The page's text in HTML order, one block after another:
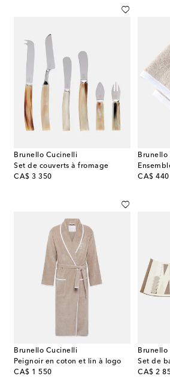
Brunello Cucinelli
Set de couverts à fromage
CA$ 3 350
original price
CA$ 440
original
Brunello Cucinelli
Peignoir en coton et lin à logo
CA$ 1 550
original price
CA$ 2
original